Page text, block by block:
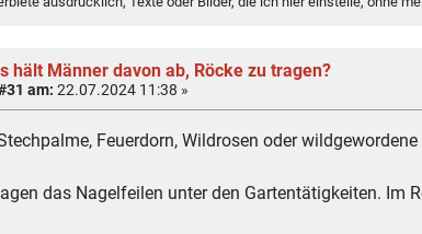
hält Männer davon ab, Röcke zu tragen?
am: 22.07.2024 11:38 »
Feuerdorn, Wildrosen oder
das Nagelfeilen unter den Gartentätigkeiten. Im